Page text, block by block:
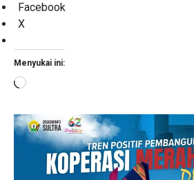
Facebook
X
Menyukai ini:
Memuat...